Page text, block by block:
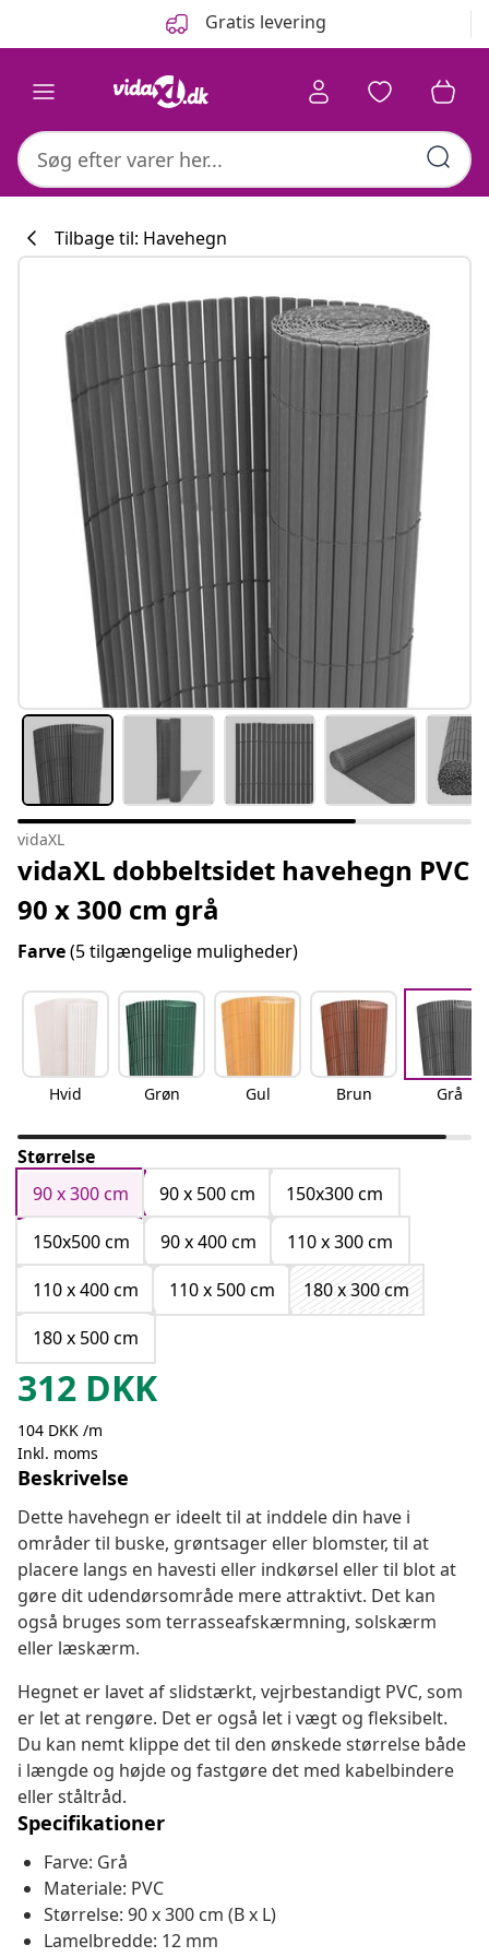
Gratis levering
#sharemevidaxl
Tilbage til: Havehegn
vidaXL
vidaXL dobbeltsidet havehegn PVC
90 x 300 cm grå
Farve(5 tilgængelige muligheder)
Hvid Grøn Gul Brun Grå
Størrelse
90 x 300 cm
90 x 500 cm
150x300 cm
150x500 cm
90 x 400 cm
110 x 300 cm
110 x 400 cm
110 x 500 cm
180 x 300 cm
180 x 500 cm
312 DKK
104 DKK /m
Inkl. moms
Beskrivelse
Dette havehegn er ideelt til at inddele din have i
områder til buske, grøntsager eller blomster, til at
placere langs en havesti eller indkørsel eller til blot at
gøre dit udendørsområde mere attraktivt. Det kan
også bruges som terrasseafskærmning, solskærm
eller læskærm.
Hegnet er lavet af slidstærkt, vejrbestandigt PVC, som
er let at rengøre. Det er også let i vægt og fleksibelt.
Du kan nemt klippe det til den ønskede størrelse både
i længde og højde og fastgøre det med kabelbindere
eller ståltråd.
Specifikationer
Farve: Grå
Materiale: PVC
Størrelse: 90 x 300 cm (B x L)
Lamelbredde: 12 mm